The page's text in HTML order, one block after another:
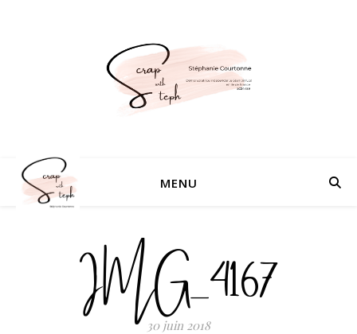
MENU
IMG_4167
30 juin 2018